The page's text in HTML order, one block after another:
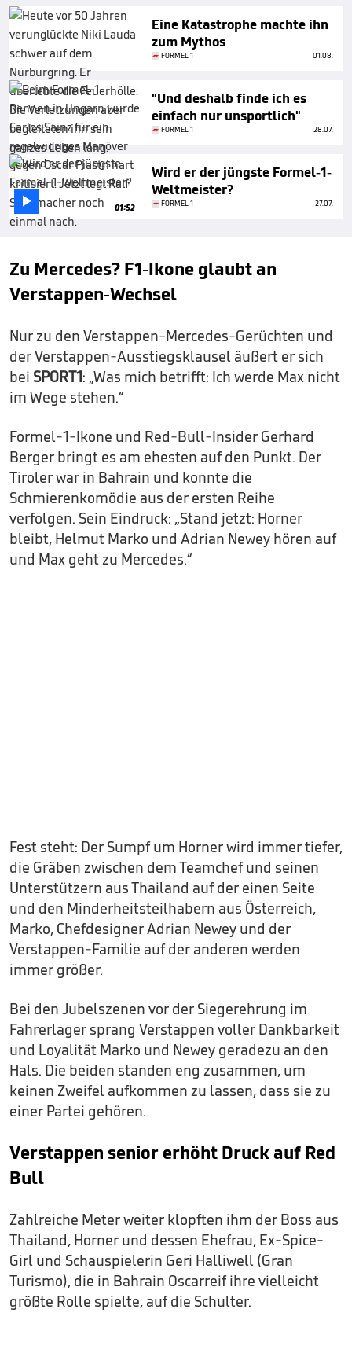
Eine Katastrophe machte ihn
zum Mythos
FORMEL 1 01.08.
"Und deshalb finde ich es
einfach nur unsportlich"
FORMEL 1 28.07.
 01:52
Wird er der jüngste Formel-1-
Weltmeister?
FORMEL 1 27.07.
Zu Mercedes? F1-Ikone glaubt an
Verstappen-Wechsel
Nur zu den Verstappen-Mercedes-Gerüchten und
der Verstappen-Ausstiegsklausel äußert er sich
bei SPORT1: „Was mich betrifft: Ich werde Max nicht
im Wege stehen.“
Formel-1-Ikone und Red-Bull-Insider Gerhard
Berger bringt es am ehesten auf den Punkt. Der
Tiroler war in Bahrain und konnte die
Schmierenkomödie aus der ersten Reihe
verfolgen. Sein Eindruck: „Stand jetzt: Horner
bleibt, Helmut Marko und Adrian Newey hören auf
und Max geht zu Mercedes.“
Fest steht: Der Sumpf um Horner wird immer tiefer,
die Gräben zwischen dem Teamchef und seinen
Unterstützern aus Thailand auf der einen Seite
und den Minderheitsteilhabern aus Österreich,
Marko, Chefdesigner Adrian Newey und der
Verstappen-Familie auf der anderen werden
immer größer.
Bei den Jubelszenen vor der Siegerehrung im
Fahrerlager sprang Verstappen voller Dankbarkeit
und Loyalität Marko und Newey geradezu an den
Hals. Die beiden standen eng zusammen, um
keinen Zweifel aufkommen zu lassen, dass sie zu
einer Partei gehören.
Verstappen senior erhöht Druck auf Red
Bull
Zahlreiche Meter weiter klopften ihm der Boss aus
Thailand, Horner und dessen Ehefrau, Ex-Spice-
Girl und Schauspielerin Geri Halliwell (Gran
Turismo), die in Bahrain Oscarreif ihre vielleicht
größte Rolle spielte, auf die Schulter.